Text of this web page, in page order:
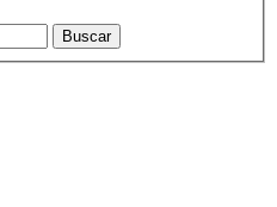
Buscar